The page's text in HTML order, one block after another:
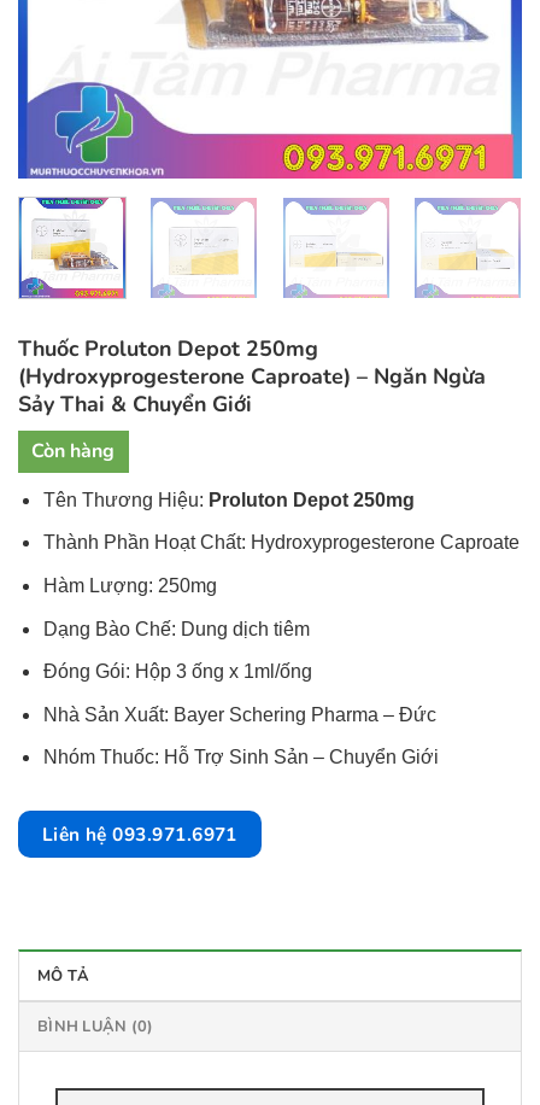
Thuốc Proluton Depot 250mg
(Hydroxyprogesterone Caproate) – Ngăn Ngừa
Sảy Thai & Chuyển Giới
Còn hàng
Tên Thương Hiệu: Proluton Depot250mg
Thành Phần Hoạt Chất: Hydroxyprogesterone Caproate
Hàm Lượng: 250mg
Dạng Bào Chế: Dung dịch tiêm
Đóng Gói: Hộp 3 ống x 1ml/ống
Nhà Sản Xuất: Bayer Schering Pharma – Đức
Nhóm Thuốc: Hỗ Trợ Sinh Sản – Chuyển Giới
Liên hệ 093.971.6971
MÔ TẢ
BÌNH LUẬN (0)